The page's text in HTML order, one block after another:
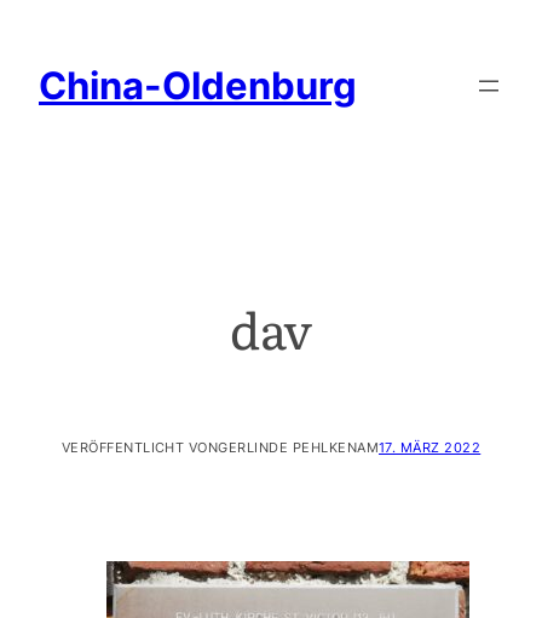
China-Oldenburg
dav
VERÖFFENTLICHT VONGERLINDE PEHLKENAM17. MÄRZ 2022